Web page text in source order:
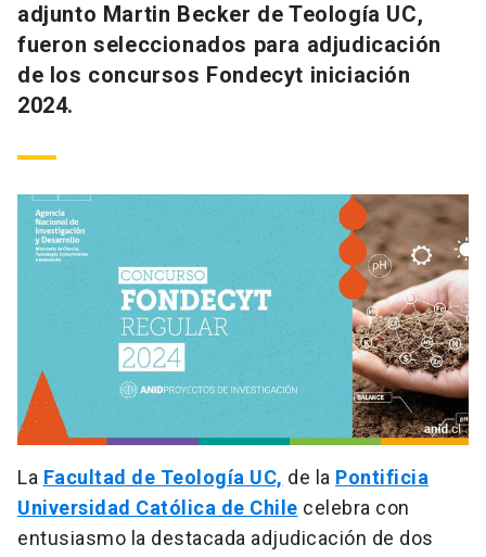
adjunto Martin Becker de Teología UC,
fueron seleccionados para adjudicación
de los concursos Fondecyt iniciación
2024.
La Facultad de Teología UC, de la Pontificia
Universidad Católica de Chile celebra con
entusiasmo la destacada adjudicación de dos